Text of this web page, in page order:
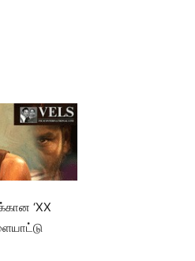
‘XX